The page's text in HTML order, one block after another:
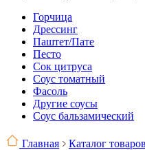
Горчица
Дрессинг
Паштет/Пате
Песто
Сок цитруса
Соус томатный
Фасоль
Другие соусы
Соус бальзамический
Главная Каталог товаров